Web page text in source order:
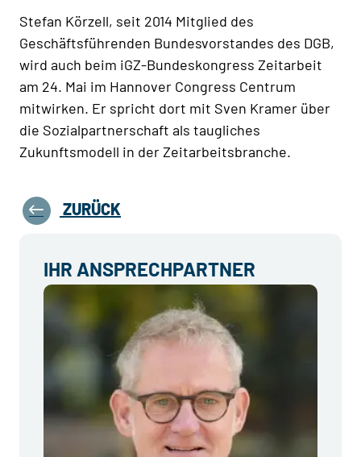
Stefan Körzell, seit 2014 Mitglied des
Geschäftsführenden Bundesvorstandes des DGB,
wird auch beim iGZ-Bundeskongress Zeitarbeit
am 24. Mai im Hannover Congress Centrum
mitwirken. Er spricht dort mit Sven Kramer über
die Sozialpartnerschaft als taugliches
Zukunftsmodell in der Zeitarbeitsbranche.
ZURÜCK
IHR ANSPRECHPARTNER